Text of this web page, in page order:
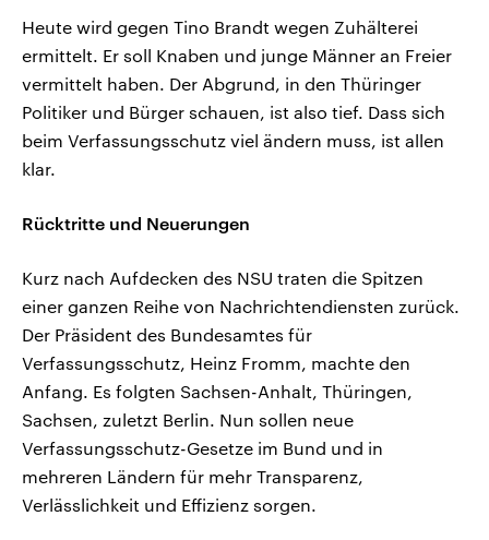
Heute wird gegen Tino Brandt wegen Zuhälterei
ermittelt. Er soll Knaben und junge Männer an Freier
vermittelt haben. Der Abgrund, in den Thüringer
Politiker und Bürger schauen, ist also tief. Dass sich
beim Verfassungsschutz viel ändern muss, ist allen
klar.
Rücktritte und Neuerungen
Kurz nach Aufdecken des NSU traten die Spitzen
einer ganzen Reihe von Nachrichtendiensten zurück.
Der Präsident des Bundesamtes für
Verfassungsschutz, Heinz Fromm, machte den
Anfang. Es folgten Sachsen-Anhalt, Thüringen,
Sachsen, zuletzt Berlin. Nun sollen neue
Verfassungsschutz-Gesetze im Bund und in
mehreren Ländern für mehr Transparenz,
Verlässlichkeit und Effizienz sorgen.